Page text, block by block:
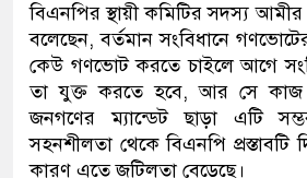
বিএনপির স্থায়ী কমিটির সদস্য
বলেছেন, বর্তমান সংবিধানে
কেউ গণভোট করতে চাইলে আগে
তা যুক্ত করতে হবে, আর সে কাজ
জনগণের ম্যান্ডেট ছাড়া এটি
সহনশীলতা থেকে বিএনপি
কারণ এতে জটিলতা বেড়েছে।